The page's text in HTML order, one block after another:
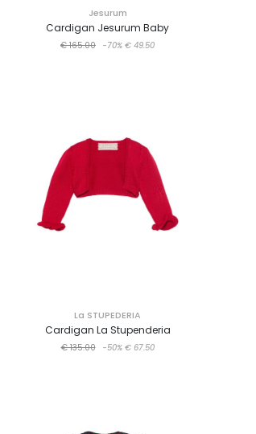
Jesurum
Cardigan Jesurum Baby
€ 165.00 -70% € 49.50
La STUPEDERIA
Cardigan La Stupenderia
€ 135.00 -50% € 67.50